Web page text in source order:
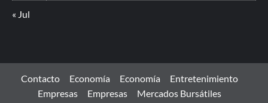
« Jul
Contacto Economía Economía
Entretenimiento
Empresas
Empresas
Mercados Bursátiles